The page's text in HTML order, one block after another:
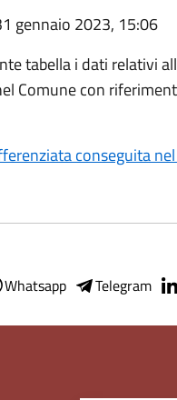
gennaio 2023, 15:06
tabella i dati relativi
Comune con
conseguita
Whatsapp Telegram